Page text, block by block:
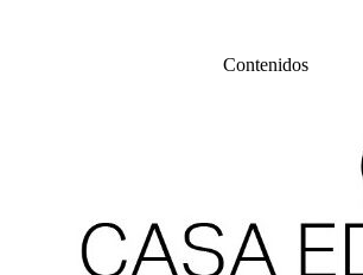
Contenidos